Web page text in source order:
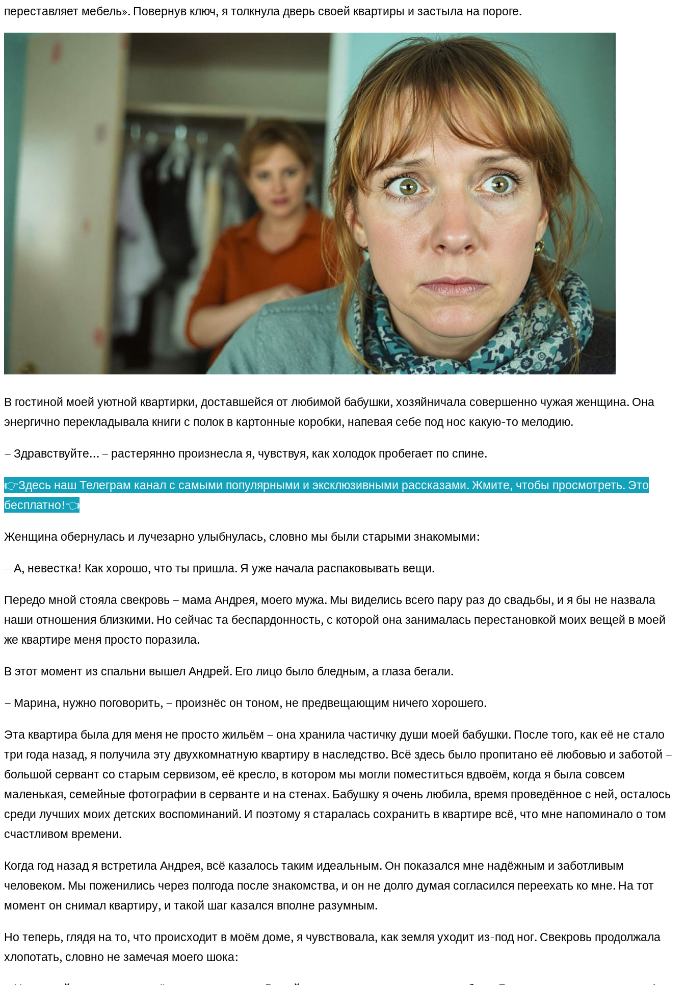
переставляет мебель». Повернув ключ, я толкнула дверь своей квартиры и застыла на пороге.
В гостиной моей уютной квартирки, доставшейся от любимой бабушки, хозяйничала совершенно чужая женщина. Она
энергично перекладывала книги с полок в картонные коробки, напевая себе под нос какую-то мелодию.
– Здравствуйте… – растерянно произнесла я, чувствуя, как холодок пробегает по спине.
👉Здесь наш Телеграм канал с самыми популярными и эксклюзивными рассказами. Жмите, чтобы просмотреть. Это
бесплатно!👈
Женщина обернулась и лучезарно улыбнулась, словно мы были старыми знакомыми:
– А, невестка! Как хорошо, что ты пришла. Я уже начала распаковывать вещи.
Передо мной стояла свекровь – мама Андрея, моего мужа. Мы виделись всего пару раз до свадьбы, и я бы не назвала
наши отношения близкими. Но сейчас та беспардонность, с которой она занималась перестановкой моих вещей в моей
же квартире меня просто поразила.
В этот момент из спальни вышел Андрей. Его лицо было бледным, а глаза бегали.
– Марина, нужно поговорить, – произнёс он тоном, не предвещающим ничего хорошего.
Эта квартира была для меня не просто жильём – она хранила частичку души моей бабушки. После того, как её не стало
три года назад, я получила эту двухкомнатную квартиру в наследство. Всё здесь было пропитано её любовью и заботой –
большой сервант со старым сервизом, её кресло, в котором мы могли поместиться вдвоём, когда я была совсем
маленькая, семейные фотографии в серванте и на стенах. Бабушку я очень любила, время проведённое с ней, осталось
среди лучших моих детских воспоминаний. И поэтому я старалась сохранить в квартире всё, что мне напоминало о том
счастливом времени.
Когда год назад я встретила Андрея, всё казалось таким идеальным. Он показался мне надёжным и заботливым
человеком. Мы поженились через полгода после знакомства, и он не долго думая согласился переехать ко мне. На тот
момент он снимал квартиру, и такой шаг казался вполне разумным.
Но теперь, глядя на то, что происходит в моём доме, я чувствовала, как земля уходит из-под ног. Свекровь продолжала
хлопотать, словно не замечая моего шока: